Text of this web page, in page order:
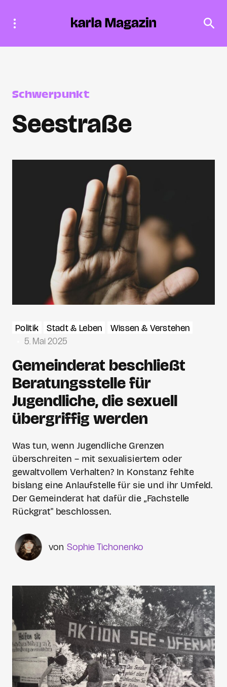
Schwerpunkt
Seestraße
Politik Stadt & Leben
Wissen & Verstehen
5. Mai 2025
Gemeinderat beschließt
Beratungsstelle für
Jugendliche, die sexuell
übergriffig werden
Was tun, wenn Jugendliche Grenzen
überschreiten – mit sexualisiertem oder
gewaltvollem Verhalten? In Konstanz fehlte
bislang eine Anlaufstelle für sie und ihr Umfeld.
Der Gemeinderat hat dafür die „Fachstelle
Rückgrat" beschlossen.
Sophie Tichonenko